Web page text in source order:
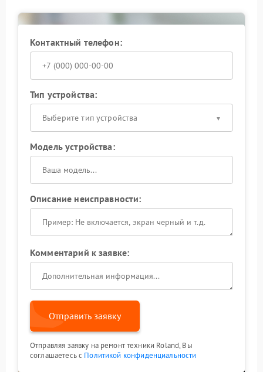
Контактный телефон:
Тип устройства:
Выберите тип устройства
Модель устройства:
Описание неисправности:
Комментарий к заявке:
Отправить заявку
Отправляя заявку на ремонт техники Roland, Вы
соглашаетесь с Политикой конфиденциальности